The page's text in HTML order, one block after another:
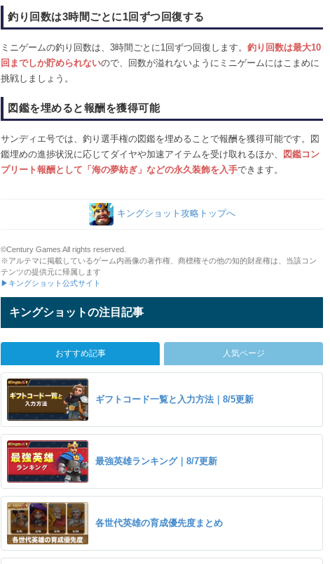
釣り回数は3時間ごとに1回ずつ回復する
ミニゲームの釣り回数は、3時間ごとに1回ずつ回復します。 釣り回数は最大10
回までしか貯められないので、回数が溢れないようにミニゲームにはこまめに
挑戦しましょう。
図鑑を埋めると報酬を獲得可能
サンディエ号では、釣り選手権の図鑑を埋めることで報酬を獲得可能です。図
鑑埋めの進捗状況に応じてダイヤや加速アイテムを受け取れるほか、
図鑑コン
プリート報酬として「海の夢紡ぎ」などの永久装飾を入手できます。
キングショット攻略トップへ
©Century Games All rights reserved.
※アルテマに掲載しているゲーム内画像の著作権、商標権その他の知的財産権は、当該コン
テンツの提供元に帰属します
▶キングショット公式サイト
キングショットの注目記事
おすすめ記事 人気ページ
ギフトコード一覧と入力方法｜8/5更新
最強英雄ランキング｜8/7更新
各世代英雄の育成優先度まとめ